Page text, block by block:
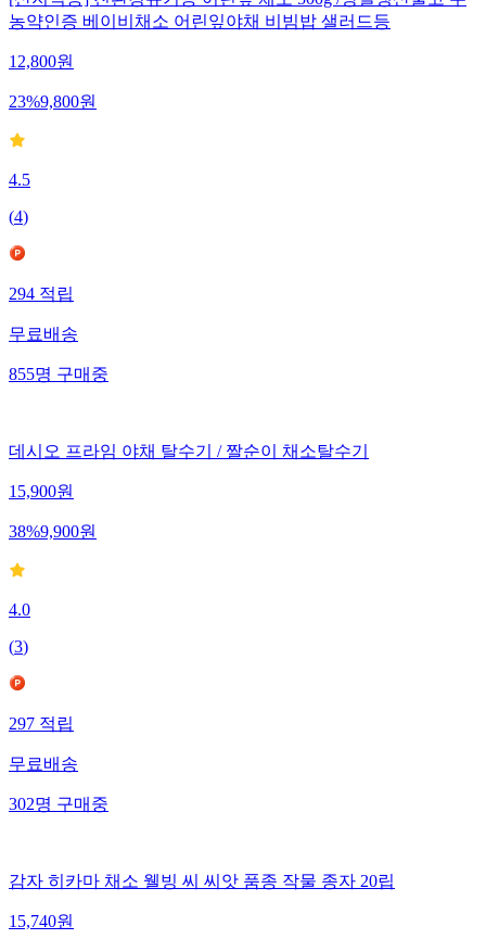
농약인증 베이비채소 어린잎야채 비빔밥 샐러드등
12,800원
23%9,800원
4.5
(4)
294적립
무료배송
855명구매중
데시오 프라임 야채 탈수기 / 짤순이 채소탈수기
15,900원
38%9,900원
4.0
(3)
297적립
무료배송
302명구매중
감자 히카마 채소 웰빙 씨 씨앗 품종 작물 종자 20립
15,740원